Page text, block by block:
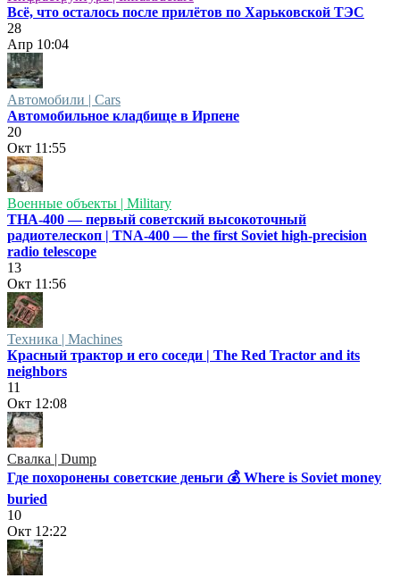
Всё, что осталось после прилётов по Харьковской ТЭС
28
Апр 10:04
Автомобили | Cars
Автомобильное кладбище в Ирпене
20
Окт 11:55
Военные объекты | Military
ТНА-400 — первый советский высокоточный
радиотелескоп | TNA-400 — the first Soviet high-precision
radio telescope
13
Окт 11:56
Техника | Machines
Красный трактор и его соседи | The Red Tractor and its
neighbors
11
Окт 12:08
Свалка | Dump
Где похоронены советские деньги 💰 Where is Soviet money
buried
10
Окт 12:22